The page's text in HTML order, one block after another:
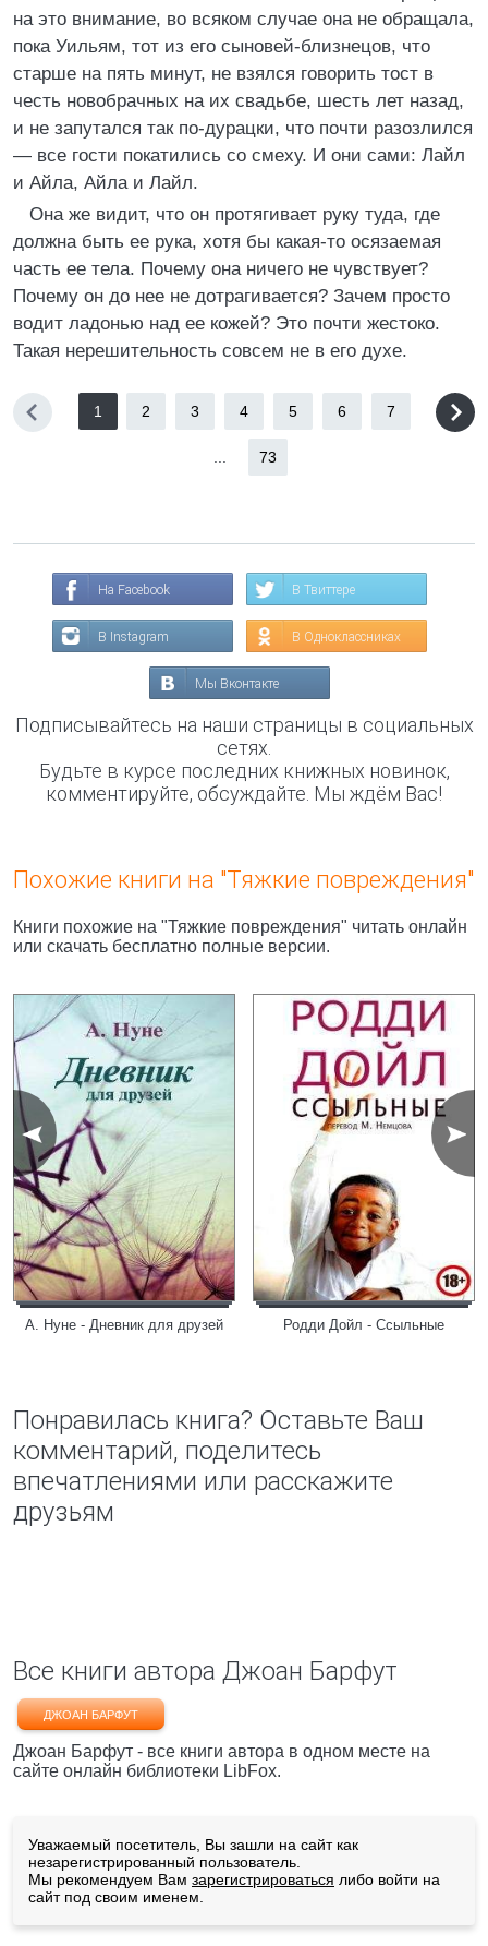
на это внимание, во всяком случае она не обращала,
пока Уильям, тот из его сыновей-близнецов, что
старше на пять минут, не взялся говорить тост в
честь новобрачных на их свадьбе, шесть лет назад,
и не запутался так по-дурацки, что почти разозлился
— все гости покатились со смеху. И они сами: Лайл
и Айла, Айла и Лайл.
Она же видит, что он протягивает руку туда, где
должна быть ее рука, хотя бы какая-то осязаемая
часть ее тела. Почему она ничего не чувствует?
Почему он до нее не дотрагивается? Зачем просто
водит ладонью над ее кожей? Это почти жестоко.
Такая нерешительность совсем не в его духе.
1 2 3 4 5 6 7
73
На Facebook В Твиттере
В Instagram В Одноклассниках
Мы Вконтакте
Подписывайтесь на наши страницы в социальных
сетях.
Будьте в курсе последних книжных новинок,
комментируйте, обсуждайте. Мы ждём Вас!
Похожие книги на "Тяжкие повреждения"
Книги похожие на "Тяжкие повреждения" читать онлайн
или скачать бесплатно полные версии.
А. Нуне - Дневник для друзей Родди Дойл - Ссыльные
Понравилась книга? Оставьте Ваш
комментарий, поделитесь
впечатлениями или расскажите
друзьям
Все книги автора Джоан Барфут
ДЖОАН БАРФУТ
Джоан Барфут - все книги автора в одном месте на
сайте онлайн библиотеки LibFox.
Уважаемый посетитель, Вы зашли на сайт как
незарегистрированный пользователь.
Мы рекомендуем Вам зарегистрироваться либо войти на
сайт под своим именем.